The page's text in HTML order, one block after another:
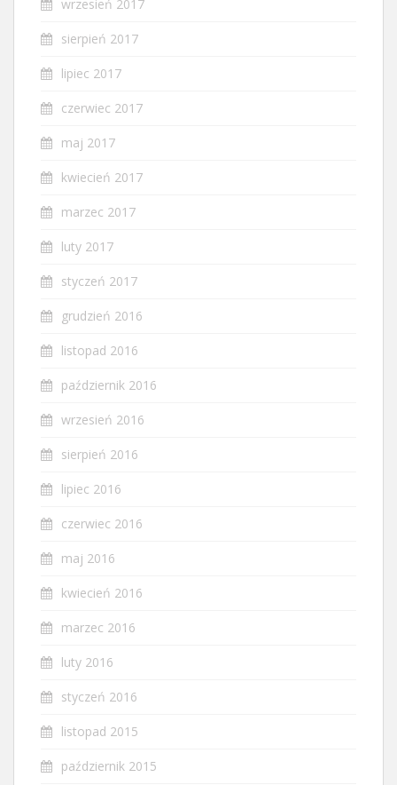
wrzesień 2017
sierpień 2017
lipiec 2017
czerwiec 2017
maj 2017
kwiecień 2017
marzec 2017
luty 2017
styczeń 2017
grudzień 2016
listopad 2016
październik 2016
wrzesień 2016
sierpień 2016
lipiec 2016
czerwiec 2016
maj 2016
kwiecień 2016
marzec 2016
luty 2016
styczeń 2016
listopad 2015
październik 2015